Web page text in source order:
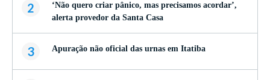
2
‘Não quero criar pânico, mas precisamos acordar’,
alerta provedor da Santa Casa
3 Apuração não oficial das urnas em Itatiba